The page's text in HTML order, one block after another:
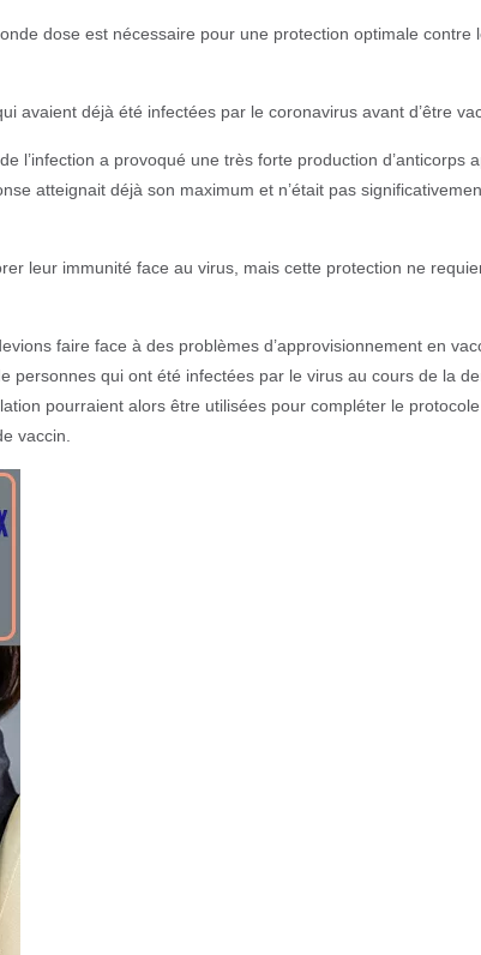
dose est nécessaire pour une protection optimale contre
avaient déjà été infectées par le coronavirus avant d’être
l’infection a provoqué une très forte production d’anticorps
atteignait déjà son maximum et n’était pas
leur immunité face au virus, mais cette protection ne
faire face à des problèmes d’approvisionnement en
personnes qui ont été infectées par le virus au cours de la
pourraient alors être utilisées pour compléter le protocole
vaccin.